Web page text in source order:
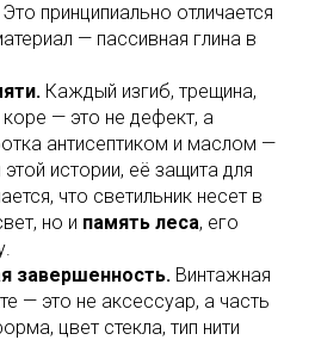
принципиально отличается
— пассивная глина в
Каждый изгиб, трещина,
— это не дефект, а
антисептиком и маслом —
истории, её защита для
что светильник несет в
но и память леса, его
завершенность. Винтажная
— это не аксессуар, а часть
цвет стекла, тип нити